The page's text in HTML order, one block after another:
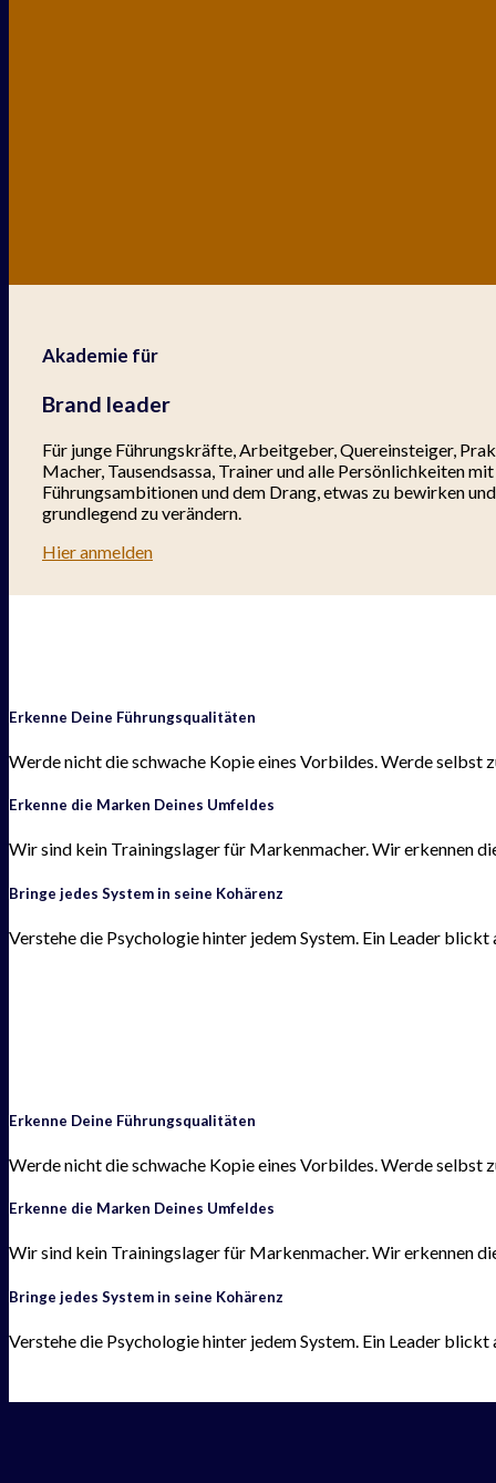
Akademie für
Brand leader
Für junge Führungskräfte, Arbeitgeber, Quereinsteiger,
Macher, Tausendsassa, Trainer und alle Persönlichkeiten
Führungsambitionen und dem Drang, etwas zu bewirken
grundlegend zu verändern.
Hier anmelden
Erkenne Deine Führungsqualitäten
Werde nicht die schwache Kopie eines Vorbildes. Werde selbst
Erkenne die Marken Deines Umfeldes
Wir sind kein Trainingslager für Markenmacher. Wir erkennen
Bringe jedes System in seine Kohärenz
Verstehe die Psychologie hinter jedem System. Ein Leader
Erkenne Deine Führungsqualitäten
Werde nicht die schwache Kopie eines Vorbildes. Werde selbst
Erkenne die Marken Deines Umfeldes
Wir sind kein Trainingslager für Markenmacher. Wir erkennen
Bringe jedes System in seine Kohärenz
Verstehe die Psychologie hinter jedem System. Ein Leader